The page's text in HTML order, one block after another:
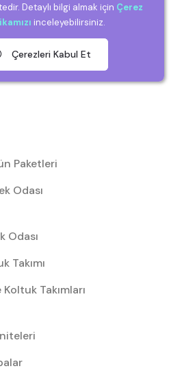
Paketleri
Odası
Odası
Takımı
Takımları
Detaylı bilgi almak için Çerez
inceleyebilirsiniz.
Çerezleri Kabul Et